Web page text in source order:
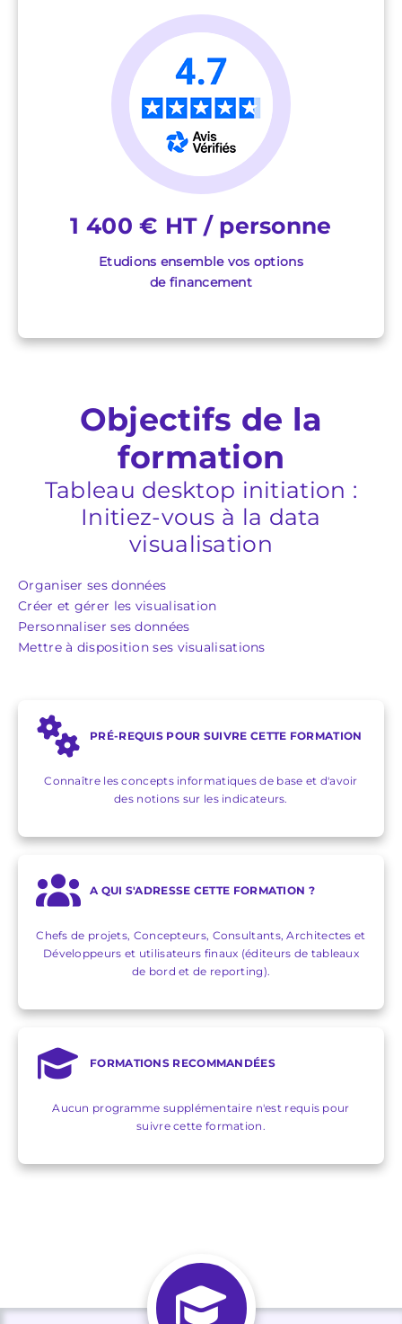
1 400 € HT / personne
Etudions ensemble vos options
de financement
Objectifs de la
formation
Tableau desktop initiation :
Initiez-vous à la data
visualisation
Organiser ses données
Créer et gérer les visualisation
Personnaliser ses données
Mettre à disposition ses visualisations
PRÉ-REQUIS POUR SUIVRE CETTE FORMATION
Connaître les concepts informatiques de base et d'avoir
des notions sur les indicateurs.
A QUI S'ADRESSE CETTE FORMATION ?
Chefs de projets, Concepteurs, Consultants, Architectes et
Développeurs et utilisateurs finaux (éditeurs de tableaux
de bord et de reporting).
FORMATIONS RECOMMANDÉES
Aucun programme supplémentaire n'est requis pour
suivre cette formation.